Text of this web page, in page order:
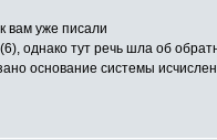
вам уже писали
однако тут речь шла об
основание системы